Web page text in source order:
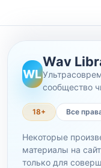
WL
Wav
сообщество
18+ Все
Некоторые
материалы на
только для